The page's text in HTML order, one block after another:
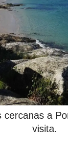
cercanas a
visita.